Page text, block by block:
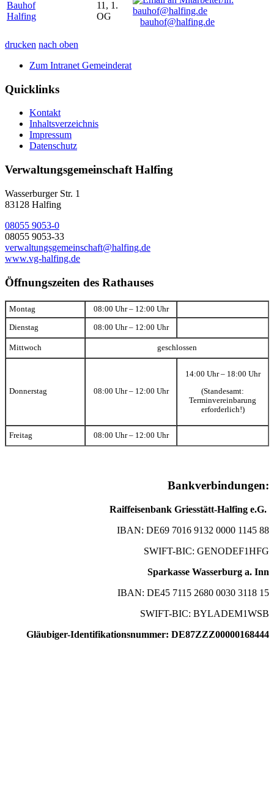
Bauhof
Halfing
11, 1.
OG
bauhof@halfing.de
drucken nach oben
Zum Intranet Gemeinderat
Quicklinks
Kontakt
Inhaltsverzeichnis
Impressum
Datenschutz
Verwaltungsgemeinschaft Halfing
Wasserburger Str. 1
83128 Halfing
08055 9053-0
08055 9053-33
verwaltungsgemeinschaft@halfing.de
www.vg-halfing.de
Öffnungszeiten des Rathauses
Montag 08:00 Uhr – 12:00 Uhr
Dienstag 08:00 Uhr – 12:00 Uhr
Mittwoch geschlossen
Donnerstag 08:00 Uhr – 12:00 Uhr
14:00 Uhr – 18:00 Uhr
(Standesamt:
Terminvereinbarung
erforderlich!)
Freitag 08:00 Uhr – 12:00 Uhr
Bankverbindungen:
Raiffeisenbank Griesstätt-Halfing e.G.
IBAN: DE69 7016 9132 0000 1145 88
SWIFT-BIC: GENODEF1HFG
Sparkasse Wasserburg a. Inn
IBAN: DE45 7115 2680 0030 3118 15
SWIFT-BIC: BYLADEM1WSB
Gläubiger-Identifikationsnummer: DE87ZZZ00000168444